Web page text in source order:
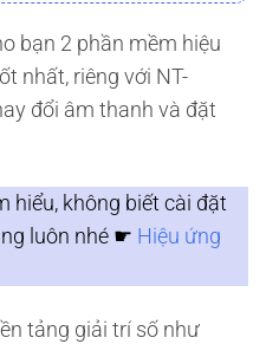
bạn 2 phần mềm hiệu
nhất, riêng với NT-
đổi âm thanh và đặt
hiểu, không biết cài đặt
luôn nhé ☛ Hiệu ứng
tảng giải trí số như